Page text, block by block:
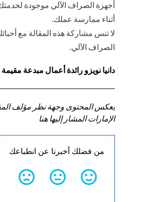
أجهزة الصراف الآلي موجودة
أثناء ممارسة عملك.
لا تنس مشاركة هذه المقالة مع
الصراف الآلي.
دانيا نويزو رائدة أعمال مبدعة
يعكس المحتوى وجهة نظر مؤلف
الإمارات المشار إليها هنا
من فضلك أخبرنا عن انطباعك